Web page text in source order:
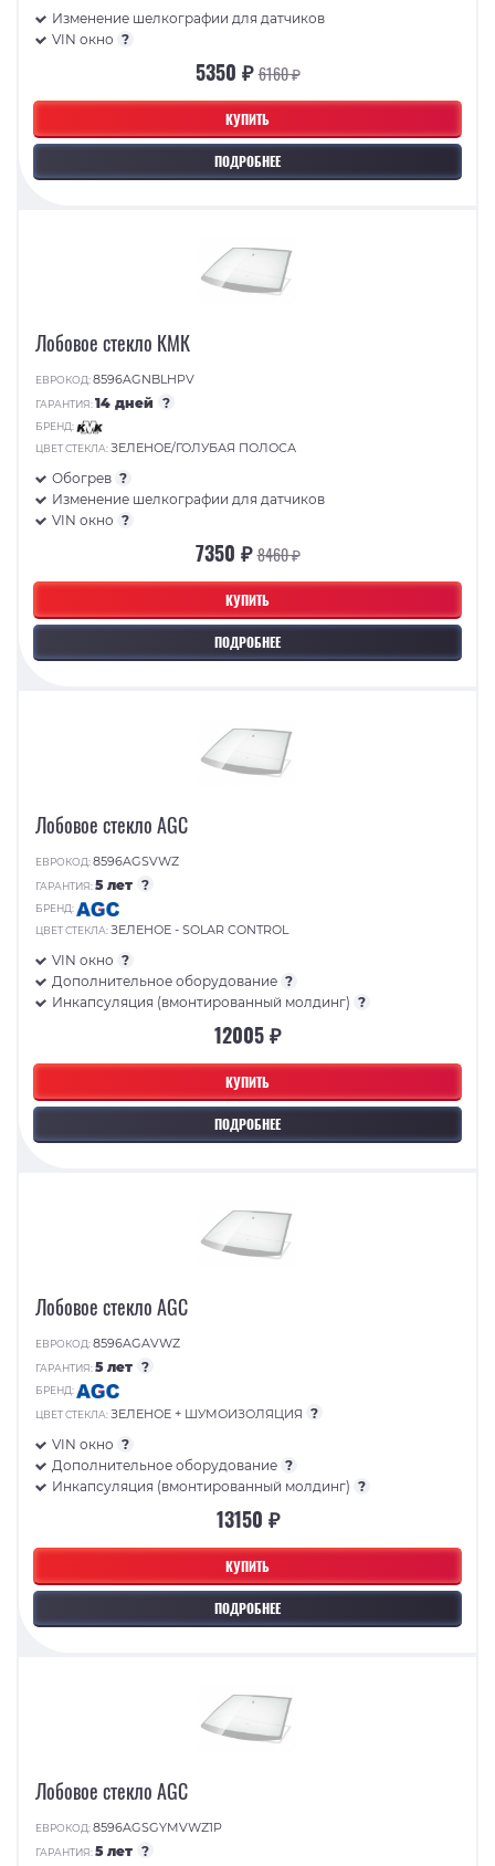
КУПИТЬ
ПОДРОБНЕЕ
Изменение шелкографии для датчиков
VIN окно ?
5350 ₽6160 ₽
КУПИТЬ
ПОДРОБНЕЕ
Лобовое стекло КМК
ЕВРОКОД:8596AGNBLHPV
ГАРАНТИЯ:14 дней ?
БРЕНД:
ЦВЕТ СТЕКЛА:ЗЕЛЕНОЕ/ГОЛУБАЯ ПОЛОСА
Обогрев ?
Изменение шелкографии для датчиков
VIN окно ?
7350 ₽8460 ₽
КУПИТЬ
ПОДРОБНЕЕ
Лобовое стекло AGC
ЕВРОКОД:8596AGSVWZ
ГАРАНТИЯ:5 лет ?
БРЕНД:
ЦВЕТ СТЕКЛА:ЗЕЛЕНОЕ - SOLAR CONTROL
VIN окно ?
Дополнительное оборудование ?
Инкапсуляция (вмонтированный молдинг) ?
12005 ₽
КУПИТЬ
ПОДРОБНЕЕ
Лобовое стекло AGC
ЕВРОКОД:8596AGAVWZ
ГАРАНТИЯ:5 лет ?
БРЕНД:
ЦВЕТ СТЕКЛА:ЗЕЛЕНОЕ + ШУМОИЗОЛЯЦИЯ ?
VIN окно ?
Дополнительное оборудование ?
Инкапсуляция (вмонтированный молдинг) ?
13150 ₽
Лобовое стекло AGC
ЕВРОКОД:8596AGSGYMVWZ1P
ГАРАНТИЯ:5 лет ?